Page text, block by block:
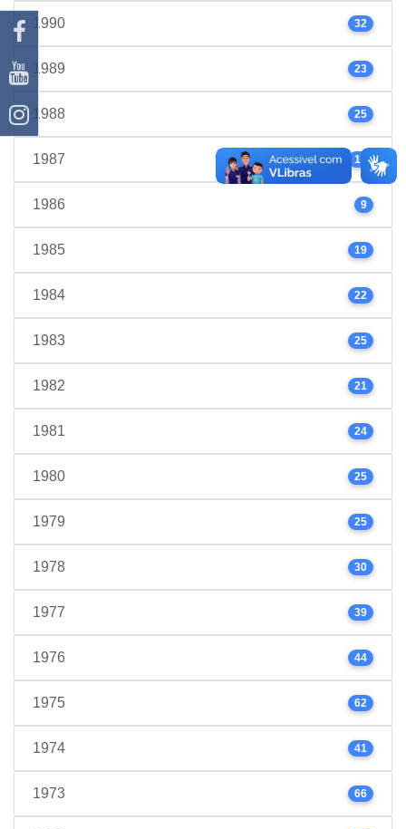
1990 32
1989 23
1988 25
1987 17
1986 9
1985 19
1984 22
1983 25
1982 21
1981 24
1980 25
1979 25
1978 30
1977 39
1976 44
1975 62
1974 41
1973 66